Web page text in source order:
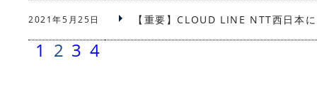
2021年5月25日 【重要】CLOUD LINE NTT西日本
1 2 3 4